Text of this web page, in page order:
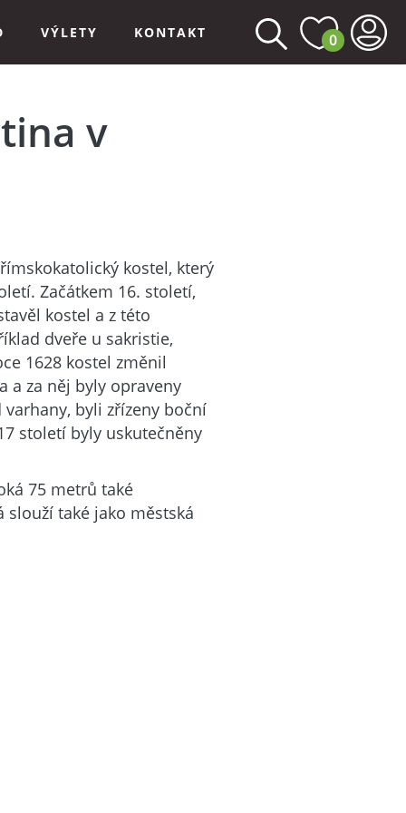
VÝLETY KONTAKT 0
v
kostel, který
Začátkem 16. století,
kostel a z této
dveře u sakristie,
1628 kostel změnil
a za něj byly opraveny
byli zřízeny boční
století byly uskutečněny
75 metrů také
slouží také jako městská